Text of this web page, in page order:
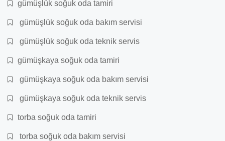
gümüşlük soğuk oda tamiri
gümüşlük soğuk oda bakım servisi
gümüşlük soğuk oda teknik servis
gümüşkaya soğuk oda tamiri
gümüşkaya soğuk oda bakım servisi
gümüşkaya soğuk oda teknik servis
torba soğuk oda tamiri
torba soğuk oda bakım servisi